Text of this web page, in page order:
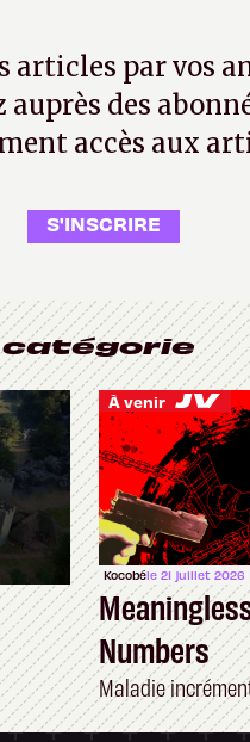
articles par vos
auprès des
accès aux
S'INSCRIRE
catégorie
À venir
Kocobéle 21 juillet 2026
Numbers
Maladie